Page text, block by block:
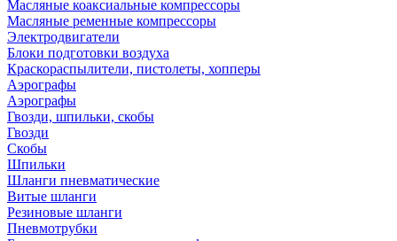
Масляные коаксиальные компрессоры
Масляные ременные компрессоры
Электродвигатели
Блоки подготовки воздуха
Краскораспылители, пистолеты, хопперы
Аэрографы
Аэрографы
Гвозди, шпильки, скобы
Гвозди
Скобы
Шпильки
Шланги пневматические
Витые шланги
Резиновые шланги
Пневмотрубки